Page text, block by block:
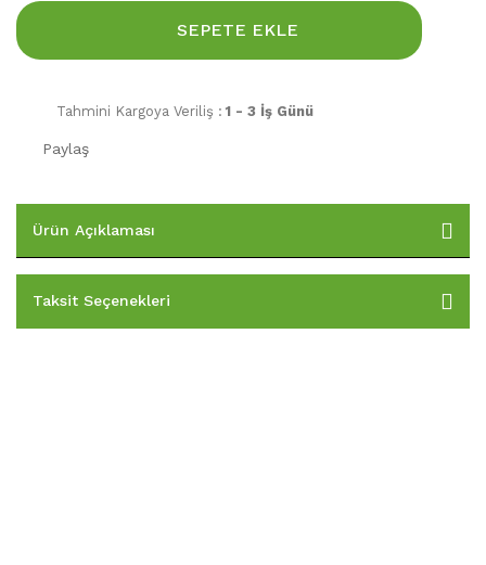
SEPETE EKLE
Tahmini Kargoya Veriliş : 1 - 3 İş Günü
Paylaş
Ürün Açıklaması
Taksit Seçenekleri